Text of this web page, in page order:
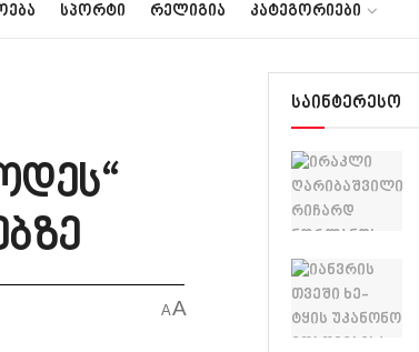
ᲡᲞᲝᲠᲢᲘ ᲠᲔᲚᲘᲒᲘᲐ ᲙᲐᲢᲔᲒᲝᲠᲘᲔᲑᲘ
AA
საინტერესო